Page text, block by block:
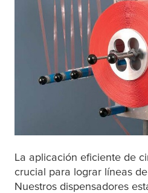
La aplicación eficiente de
crucial para lograr líneas
Nuestros dispensadores